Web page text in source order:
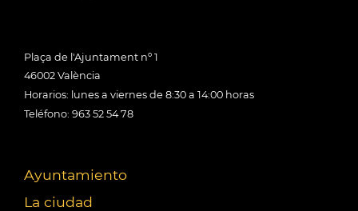
Plaça de l'Ajuntament nº 1
46002 València
Horarios: lunes a viernes de 8:30 a 14:00 horas
Teléfono: 963 52 54 78
Ayuntamiento
La ciudad